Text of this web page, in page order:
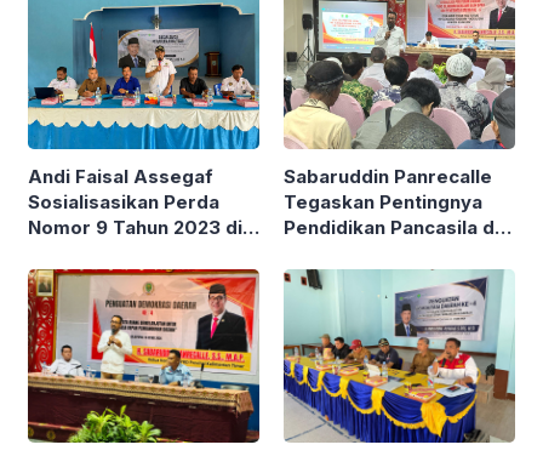
Andi Faisal Assegaf
Sosialisasikan Perda
Nomor 9 Tahun 2023 di
Sabaruddin Panrecalle
Tegaskan Pentingnya
Pendidikan Pancasila di
Generasi Muda